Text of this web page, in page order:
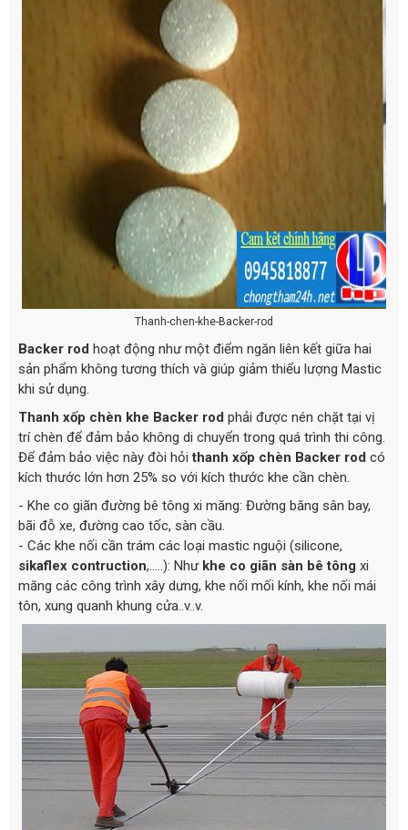
Thanh-chen-khe-Backer-rod
Backer rod hoạt động như một điểm ngăn liên kết giữa hai
sản phẩm không tương thích và giúp giảm thiểu lượng Mastic
khi sử dụng.
Thanh xốp chèn khe Backer rod phải được nén chặt tại vị
trí chèn để đảm bảo không di chuyển trong quá trình thi công.
Để đảm bảo việc này đòi hỏithanh xốp chèn Backer rod có
kích thước lớn hơn 25% so với kích thước khe cần chèn.
- Khe co giãn đường bê tông xi măng: Đường băng sân bay,
bãi đỗ xe, đường cao tốc, sàn cầu.
- Các khe nối cần trám các loại mastic nguội (silicone,
sikaflex contruction,.....): Như khe co giãn sàn bê tông xi
măng các công trình xây dưng, khe nối mối kính, khe nối mái
tôn, xung quanh khung cửa..v..v.